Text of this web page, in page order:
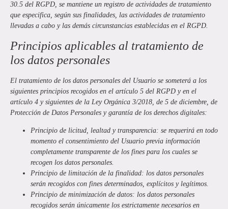
30.5 del RGPD, se mantiene un registro de actividades de tratamiento
que especifica, según sus finalidades, las actividades de tratamiento
llevadas a cabo y las demás circunstancias establecidas en el RGPD.
Principios aplicables al tratamiento de
los datos personales
El tratamiento de los datos personales del Usuario se someterá a los
siguientes principios recogidos en el artículo 5 del RGPD y en el
artículo 4 y siguientes de la Ley Orgánica 3/2018, de 5 de diciembre, de
Protección de Datos Personales y garantía de los derechos digitales:
Principio de licitud, lealtad y transparencia: se requerirá en todo
momento el consentimiento del Usuario previa información
completamente transparente de los fines para los cuales se
recogen los datos personales.
Principio de limitación de la finalidad: los datos personales
serán recogidos con fines determinados, explícitos y legítimos.
Principio de minimización de datos: los datos personales
recogidos serán únicamente los estrictamente necesarios en